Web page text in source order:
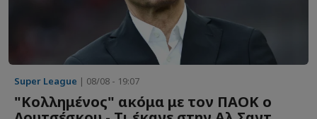
Super League | 08/08 - 19:07
"Κολλημένος" ακόμα με τον ΠΑΟΚ ο